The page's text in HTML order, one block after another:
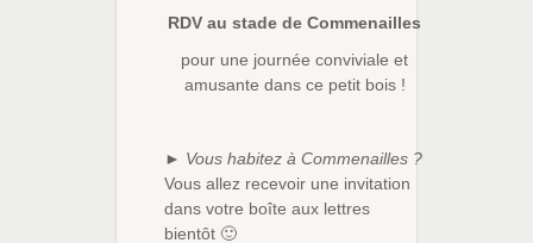
RDV au stade de Commenailles
pour une journée conviviale et
amusante dans ce petit bois !
► Vous habitez à Commenailles ?
Vous allez recevoir une invitation
dans votre boîte aux lettres
bientôt 🙂